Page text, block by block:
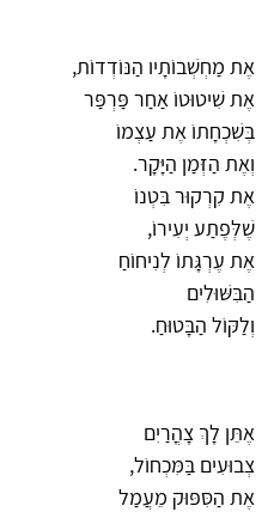
אֶת מַחְשְׁבוֹתָיו הַנּוֹדְדוֹת,
אֶת שִׁיטוּטוֹ אַחַר פַּרְפַּר
בְּשִׁכְחָתוֹ אֶת עַצְמוֹ
וְאֶת הַזְּמַן הַיָּקָר.
אֶת קִרְקוּר בִּטְנוֹ
שֶׁלְּפֶתַע יְעִירוֹ,
אֶת עֶרְגָּתוֹ לְנִיחוֹחַ
הַבִּשּׁוּלִים
וְלַקּוֹל הַבָּטוּחַ.
אֶתֵּן לָךְ צָהֳרַיִם
צְבוּעִים בַּמִּכְחוֹל,
אֶת הַסִּפּוּק מֵעֲמַל